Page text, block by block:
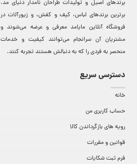
برندهای اصيل و توليدات طراحان نامدار دنيای مد.
برترين‌ برندهای لباس، کيف و کفش، و زيورآلات در
فروشگاه آنلاين مایامد معرفی و عرضه می‌شوند و
مشتريان آن سرانجام می‌توانند کيفيت و خدمات
منحصر به فردی را که به دنبالش هستند تجربه کنند.
دسترسی سریع
خانه
حساب کاربری من
رویه های بازگرداندن کالا
قوانین و مقررات
فرم ثبت شکایات